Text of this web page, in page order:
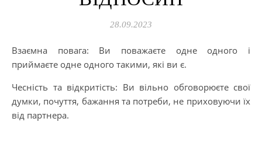
28.09.2023
Взаємна повага: Ви поважаєте одне одного і
приймаєте одне одного такими, які ви є.
Чесність та відкритість: Ви вільно обговорюєте свої
думки, почуття, бажання та потреби, не приховуючи їх
від партнера.